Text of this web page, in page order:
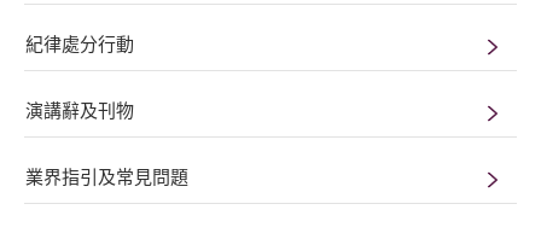
紀律處分行動
演講辭及刊物
業界指引及常見問題